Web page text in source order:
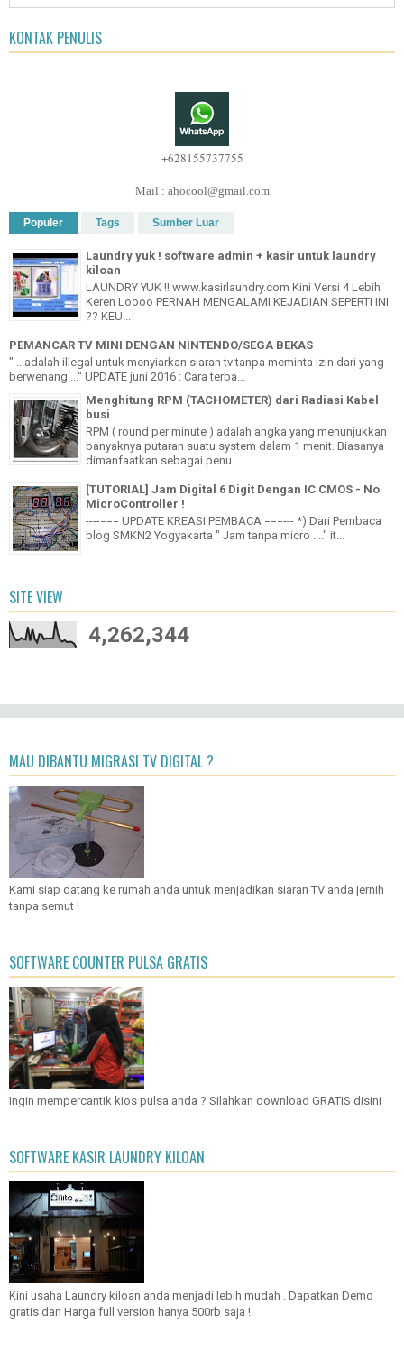
KONTAK PENULIS
+628155737755
Mail : ahocool@gmail.com
Populer
Laundry yuk ! software admin + kasir untuk laundry
kiloan
LAUNDRY YUK !! www.kasirlaundry.com Kini Versi 4 Lebih
Keren Loooo PERNAH MENGALAMI KEJADIAN SEPERTI INI
PEMANCAR TV MINI DENGAN NINTENDO/SEGA BEKAS
" ...adalah illegal untuk menyiarkan siaran tv tanpa meminta izin dari yang
berwenang ..." UPDATE juni 2016 : Cara terba...
Menghitung RPM (TACHOMETER) dari Radiasi Kabel
RPM ( round per minute ) adalah angka yang menunjukkan
banyaknya putaran suatu system dalam 1 menit. Biasanya
dimanfaatkan sebagai penu...
[TUTORIAL] Jam Digital 6 Digit Dengan IC CMOS - No
----=== UPDATE KREASI PEMBACA ===--- *) Dari Pembaca
blog SMKN2 Yogyakarta " Jam tanpa micro ...." it...
SITE VIEW
4,262,344
MAU DIBANTU MIGRASI TV DIGITAL ?
Kami siap datang ke rumah anda untuk menjadikan siaran TV anda jernih
tanpa semut !
SOFTWARE COUNTER PULSA GRATIS
Ingin mempercantik kios pulsa anda ? Silahkan download GRATIS disini
SOFTWARE KASIR LAUNDRY KILOAN
Kini usaha Laundry kiloan anda menjadi lebih mudah . Dapatkan Demo
gratis dan Harga full version hanya 500rb saja !